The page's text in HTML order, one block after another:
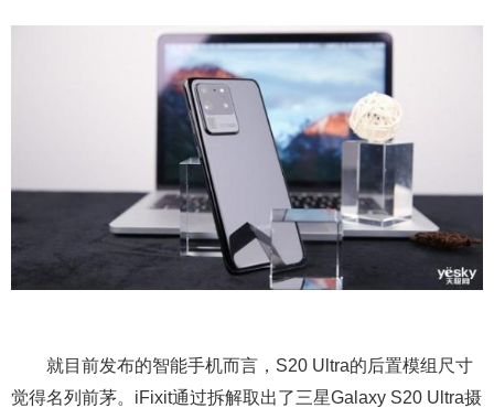
就目前发布的智能手机而言，S20 Ultra的后置模组尺寸
觉得名列前茅。iFixit通过拆解取出了三星Galaxy S20 Ultra摄